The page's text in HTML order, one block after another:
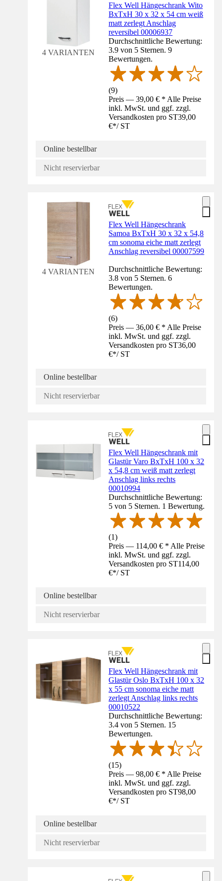
4 VARIANTEN
Flex Well Hängeschrank Wito
BxTxH 30 x 32 x 54 cm weiß
matt zerlegt Anschlag
reversibel 00006937
Durchschnittliche Bewertung:
3.9 von 5 Sternen. 9
Bewertungen.
(9)
Preis — 39,00 € * Alle Preise
inkl. MwSt. und ggf. zzgl.
Versandkosten pro ST39,00
€*/ ST
Online bestellbar
Nicht reservierbar
4 VARIANTEN
Flex Well Hängeschrank
Samoa BxTxH 30 x 32 x 54,8
cm sonoma eiche matt zerlegt
Anschlag reversibel 00007599
Durchschnittliche Bewertung:
3.8 von 5 Sternen. 6
Bewertungen.
(6)
Preis — 36,00 € * Alle Preise
inkl. MwSt. und ggf. zzgl.
Versandkosten pro ST36,00
€*/ ST
Online bestellbar
Nicht reservierbar
Flex Well Hängeschrank mit
Glastür Varo BxTxH 100 x 32
x 54,8 cm weiß matt zerlegt
Anschlag links rechts
00010994
Durchschnittliche Bewertung:
5 von 5 Sternen. 1 Bewertung.
(1)
Preis — 114,00 € * Alle Preise
inkl. MwSt. und ggf. zzgl.
Versandkosten pro ST114,00
€*/ ST
Online bestellbar
Nicht reservierbar
Flex Well Hängeschrank mit
Glastür Oslo BxTxH 100 x 32
x 55 cm sonoma eiche matt
zerlegt Anschlag links rechts
00010522
Durchschnittliche Bewertung:
3.4 von 5 Sternen. 15
Bewertungen.
(15)
Preis — 98,00 € * Alle Preise
inkl. MwSt. und ggf. zzgl.
Versandkosten pro ST98,00
€*/ ST
Online bestellbar
Nicht reservierbar